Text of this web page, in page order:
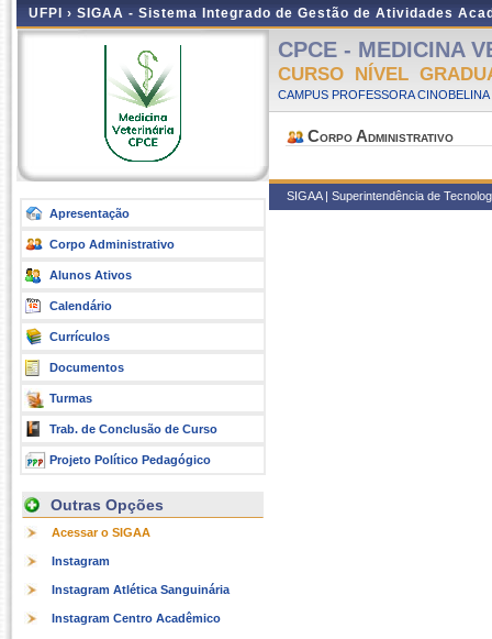
UFPI › SIGAA - Sistema Integrado de Gestão de Atividades
Apresentação
Corpo Administrativo
Alunos Ativos
Calendário
Currículos
Documentos
Turmas
Trab. de Conclusão de Curso
Projeto Político Pedagógico
Outras Opções
Acessar o SIGAA
Instagram
Instagram Atlética Sanguinária
Instagram Centro Acadêmico
CPCE - MEDICINA
CURSO NÍVEL
CAMPUS PROFESSORA CINOBELINA
Corpo Administrativo
SIGAA | Superintendência de